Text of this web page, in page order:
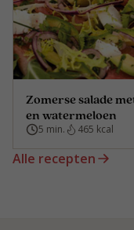
Zomerse salade
en watermeloen
5 min. 465 kcal
Alle recepten